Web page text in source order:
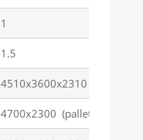
1
1.5
4510x3600x2310
4700x2300 (pallet)